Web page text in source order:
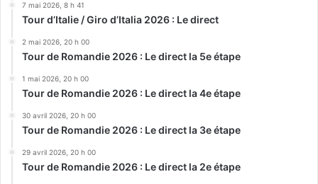
7 mai 2026, 8 h 41
Tour d’Italie / Giro d’Italia 2026 : Le direct
2 mai 2026, 20 h 00
Tour de Romandie 2026 : Le direct la 5e étape
1 mai 2026, 20 h 00
Tour de Romandie 2026 : Le direct la 4e étape
30 avril 2026, 20 h 00
Tour de Romandie 2026 : Le direct la 3e étape
29 avril 2026, 20 h 00
Tour de Romandie 2026 : Le direct la 2e étape